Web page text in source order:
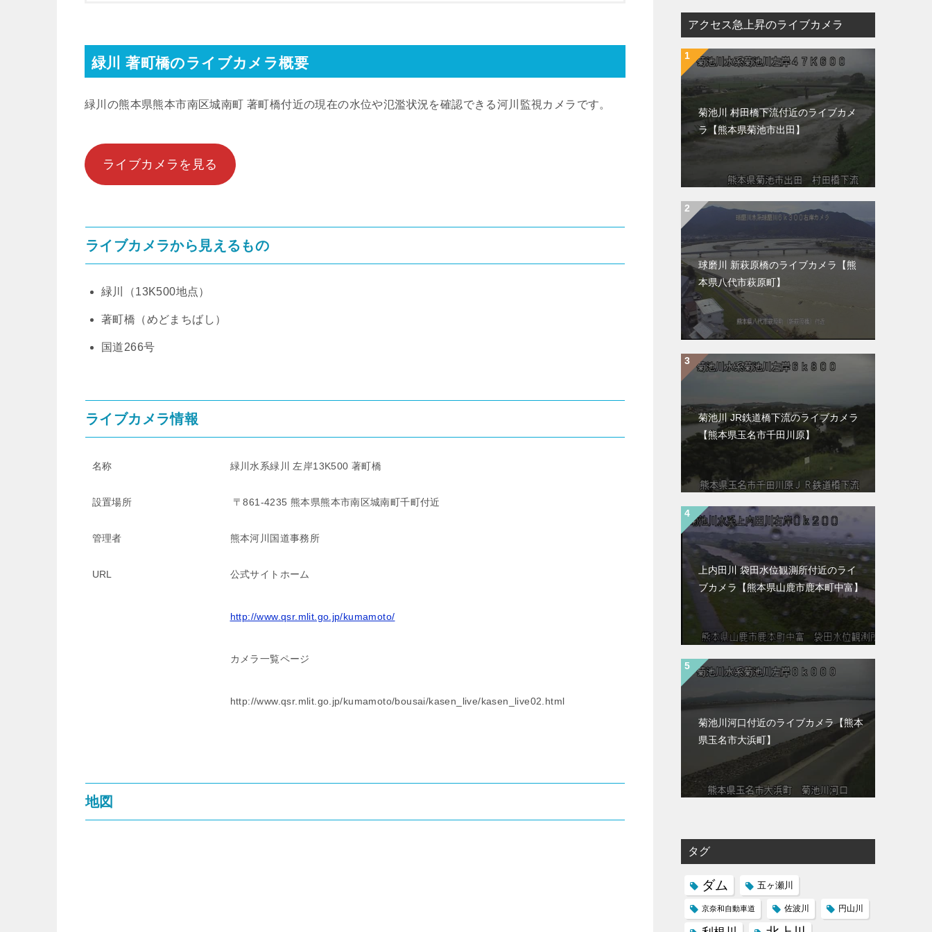
緑川 著町橋のライブカメラ概要
緑川の熊本県熊本市南区城南町 著町橋付近の現在の水位や氾濫状況を確認できる河川監視カメラです。
ライブカメラを見る
ライブカメラから見えるもの
緑川（13K500地点）
著町橋（めどまちばし）
国道266号
ライブカメラ情報
名称 緑川水系緑川 左岸13K500 著町橋
設置場所 〒861-4235 熊本県熊本市南区城南町千町付近
管理者 熊本河川国道事務所
URL 公式サイトホーム
http://www.qsr.mlit.go.jp/kumamoto/
カメラ一覧ページ
http://www.qsr.mlit.go.jp/kumamoto/bousai/kasen_live/kasen_live02.html
地図
アクセス急上昇のライブカメラ
菊池川 村田橋下流付近のライブカメ
ラ【熊本県菊池市出田】
球磨川 新萩原橋のライブカメラ【熊
本県八代市萩原町】
菊池川 JR鉄道橋下流のライブカメラ
【熊本県玉名市千田川原】
上内田川 袋田水位観測所付近のライ
ブカメラ【熊本県山鹿市鹿本町中富】
菊池川河口付近のライブカメラ【熊本
県玉名市大浜町】
タグ
ダム 五ヶ瀬川
京奈和自動車道 佐波川 円山川